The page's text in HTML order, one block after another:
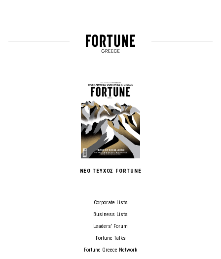
ΝΕΟ ΤΕΥΧΟΣ FORTUNE
Corporate Lists
Business Lists
Leaders’ Forum
Fortune Talks
Fortune Greece Network